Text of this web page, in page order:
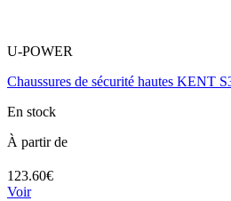
U-POWER
Chaussures de sécurité hautes KENT
En stock
À partir de
123.60€
Voir